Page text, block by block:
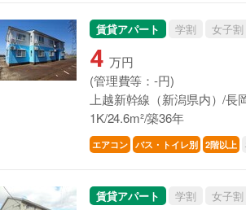
賃貸アパート 学割 女子割
4 万円
(管理費等：-円)
上越新幹線（新潟県内）/長
1K/24.6m²/築36年
エアコン バス・トイレ別 2階以上
賃貸アパート 学割 女子割